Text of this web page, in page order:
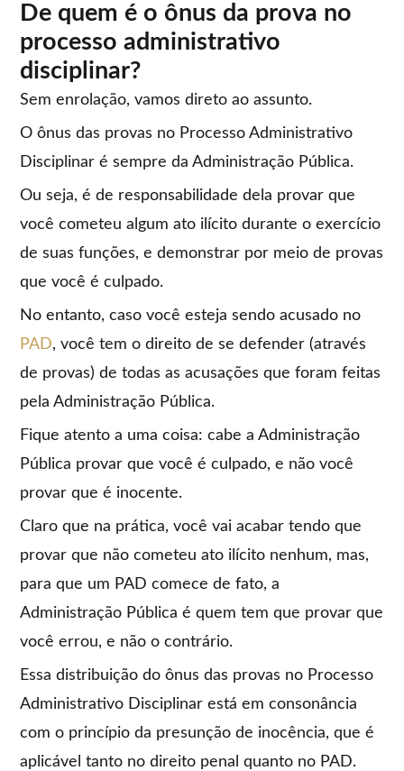
De quem é o ônus da prova no
processo administrativo
disciplinar?
Sem enrolação, vamos direto ao assunto.
O ônus das provas no Processo Administrativo
Disciplinar é sempre da Administração Pública.
Ou seja, é de responsabilidade dela provar que
você cometeu algum ato ilícito durante o exercício
de suas funções, e demonstrar por meio de provas
que você é culpado.
No entanto, caso você esteja sendo acusado no
PAD, você tem o direito de se defender (através
de provas) de todas as acusações que foram feitas
pela Administração Pública.
Fique atento a uma coisa: cabe a Administração
Pública provar que você é culpado, e não você
provar que é inocente.
Claro que na prática, você vai acabar tendo que
provar que não cometeu ato ilícito nenhum, mas,
para que um PAD comece de fato, a
Administração Pública é quem tem que provar que
você errou, e não o contrário.
Essa distribuição do ônus das provas no Processo
Administrativo Disciplinar está em consonância
com o princípio da presunção de inocência, que é
aplicável tanto no direito penal quanto no PAD.